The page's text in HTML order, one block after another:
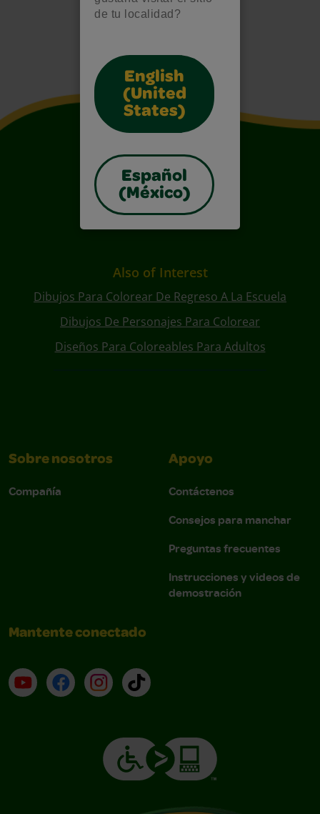
de tu localidad?
English
(United
States)
Español
(México)
Also of Interest
Dibujos Para Colorear De Regreso A La Escuela
Dibujos De Personajes Para Colorear
Diseños Para Coloreables Para Adultos
Sobre nosotros
Compañía
Apoyo
Contáctenos
Consejos para manchar
Preguntas frecuentes
Instrucciones y videos de
demostración
Mantente conectado
YouTube (en inglés)
Facebook (en inglés)
Instagram (en inglés)
TikTok